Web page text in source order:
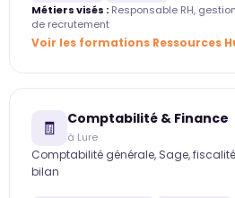
Métiers visés : Responsable RH,
de recrutement
Voir les formations Ressources
🧾 Comptabilité & Finance
à Lure
Comptabilité générale, Sage,
bilan